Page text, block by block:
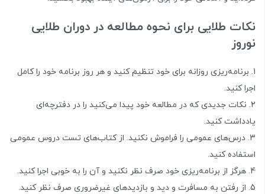
نکات طلایی برای نحوه مطالعه در دوران طلایی
نوروز
برنامه‌ریزی روزانه برای خود تنظیم کنید و هر روز برنامه خود را کامل
اجرا کنید.
نکات جدیدی که در مطالعه خود پیدا می‌کنید را در دفترچه‌ای
یادداشت کنید.
درس‌های عمومی را فراموش نکنید. از کتاب‌های تست دروس عمومی
استفاده کنید.
هرگز از برنامه‌ریزی خود صرف نظر نکنید و آن را به خوبی اجرا کنید.
از رفتن به مسافرت و دید و بازدیدهای غیرضروری صرف نظر کنید.